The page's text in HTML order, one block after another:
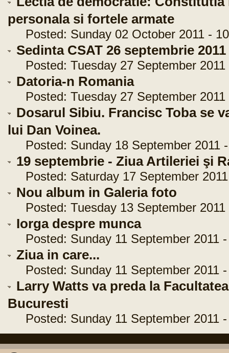
personala si fortele armate
Posted: Sunday 02 October 2011 -
Sedinta CSAT 26 septembrie 2011
Posted: Tuesday 27 September 2011
Datoria-n Romania
Posted: Tuesday 27 September 2011
Dosarul Sibiu. Francisc Toba se
lui Dan Voinea.
Posted: Sunday 18 September 2011
19 septembrie - Ziua Artileriei şi
Posted: Saturday 17 September
Nou album in Galeria foto
Posted: Tuesday 13 September 2011
Iorga despre munca
Posted: Sunday 11 September 2011 -
Ziua in care...
Posted: Sunday 11 September 2011 -
Larry Watts va preda la
Bucuresti
Posted: Sunday 11 September 2011 -